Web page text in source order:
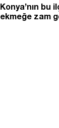
Konya’nın bu
ekmeğe zam